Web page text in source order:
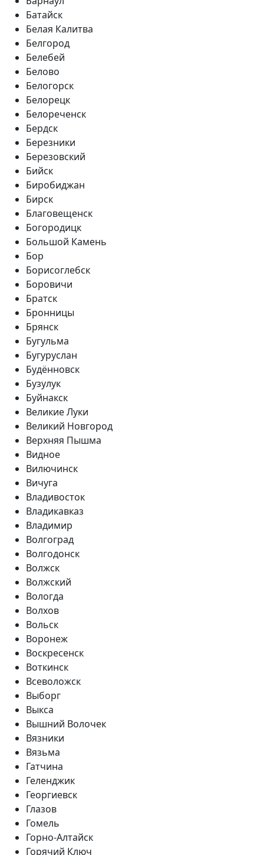
Батайск
Белая Калитва
Белгород
Белебей
Белово
Белогорск
Белорецк
Белореченск
Бердск
Березники
Березовский
Бийск
Биробиджан
Бирск
Благовещенск
Богородицк
Большой Камень
Бор
Борисоглебск
Боровичи
Братск
Бронницы
Брянск
Бугульма
Бугуруслан
Будённовск
Бузулук
Буйнакск
Великие Луки
Великий Новгород
Верхняя Пышма
Видное
Вилючинск
Вичуга
Владивосток
Владикавказ
Владимир
Волгоград
Волгодонск
Волжск
Волжский
Вологда
Волхов
Вольск
Воронеж
Воскресенск
Воткинск
Всеволожск
Выборг
Выкса
Вышний Волочек
Вязники
Вязьма
Гатчина
Геленджик
Георгиевск
Глазов
Гомель
Горно-Алтайск
Горячий Ключ